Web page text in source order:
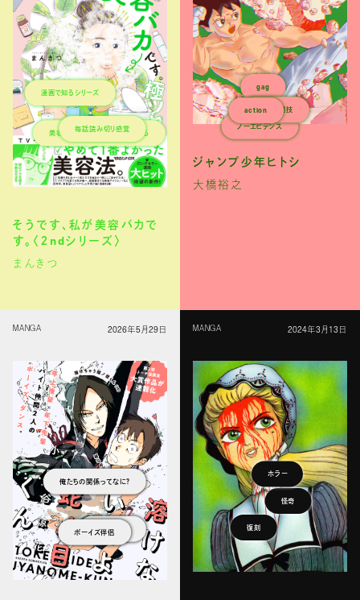
そうです、私が美容バカで
す。〈２ndシリーズ〉
まんきつ
漫画で知るシリーズ
美容に興味がない人でも楽しめる
毎話読み切り感覚
ジャンプ少年ヒトシ
大橋裕之
ノーエビデンス
gag
異種格闘技
action
MANGA 2026年5月29日
不定期連載
ボーイズ伴侶
俺たちの関係ってなに？
MANGA 2024年3月13日
怪奇
ホラー
復刻